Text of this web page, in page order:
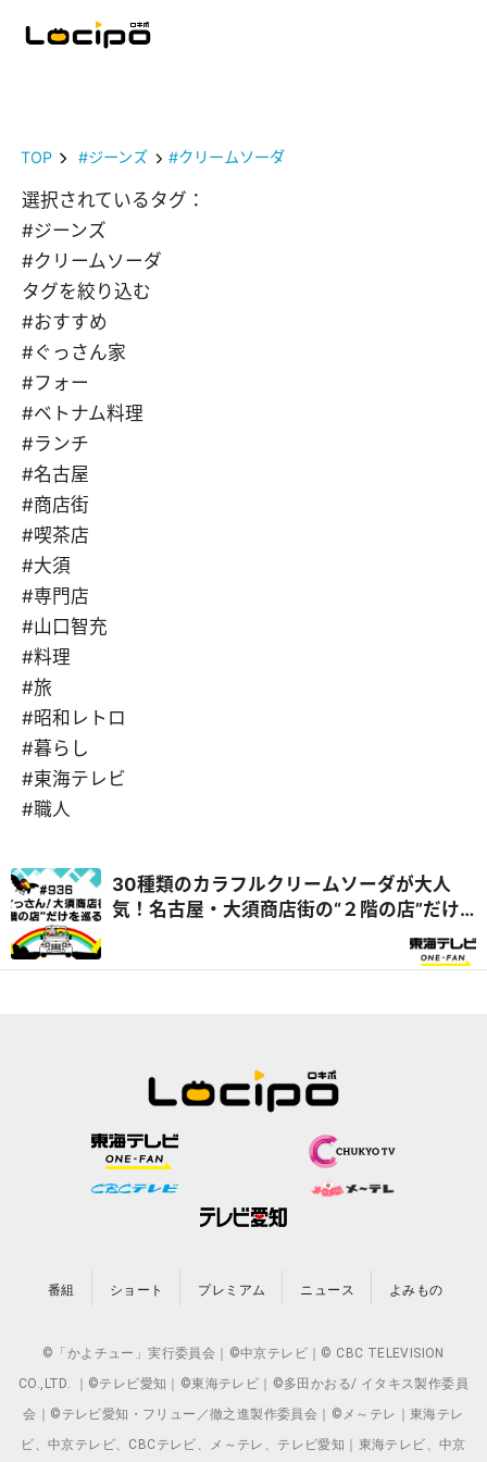
TOP #ジーンズ #クリームソーダ
選択されているタグ：
#ジーンズ
#クリームソーダ
タグを絞り込む
#おすすめ
#ぐっさん家
#フォー
#ベトナム料理
#ランチ
#名古屋
#商店街
#喫茶店
#大須
#専門店
#山口智充
#料理
#旅
#昭和レトロ
#暮らし
#東海テレビ
#職人
30種類のカラフルクリームソーダが大人
気！名古屋・大須商店街の“２階の店”だけ
番組 ショート プレミアム ニュース よみもの
©「かよチュー」実行委員会｜©中京テレビ｜© CBC TELEVISION
CO.,LTD. ｜©テレビ愛知｜©東海テレビ｜©多田かおる/ イタキス製作委員
会｜©テレビ愛知・フリュー／徹之進製作委員会｜©メ～テレ｜東海テレ
ビ、中京テレビ、CBCテレビ、メ～テレ、テレビ愛知｜東海テレビ、中京